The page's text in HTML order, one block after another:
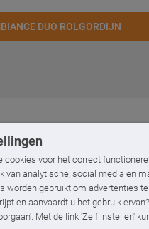
cookies voor het correct
van analytische, social media en
worden gebruikt om advertenties
en aanvaardt u het gebruik
Met de link 'Zelf instellen'
DUO ROLGORDIJN